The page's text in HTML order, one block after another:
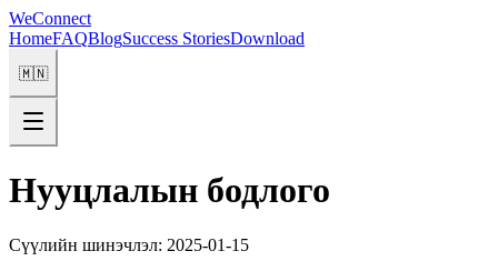
WeConnect
HomeFAQBlogSuccess StoriesDownload
🇲🇳
Нууцлалын бодлого
Сүүлийн шинэчлэл: 2025-01-15